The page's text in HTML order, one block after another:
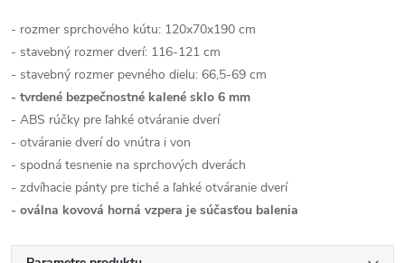
- rozmer sprchového kútu: 120x70x190 cm
- stavebný rozmer dverí: 116-121 cm
- stavebný rozmer pevného dielu: 66,5-69 cm
- tvrdené bezpečnostné kalené sklo 6 mm
- ABS rúčky pre ľahké otváranie dverí
- otváranie dverí do vnútra i von
- spodná tesnenie na sprchových dverách
- zdvíhacie pánty pre tiché a ľahké otváranie dverí
- oválna kovová horná vzpera je súčasťou balenia